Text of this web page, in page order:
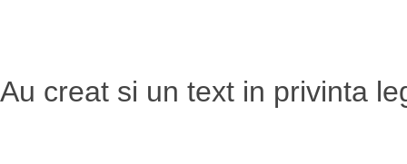
Au creat si un text in privinta